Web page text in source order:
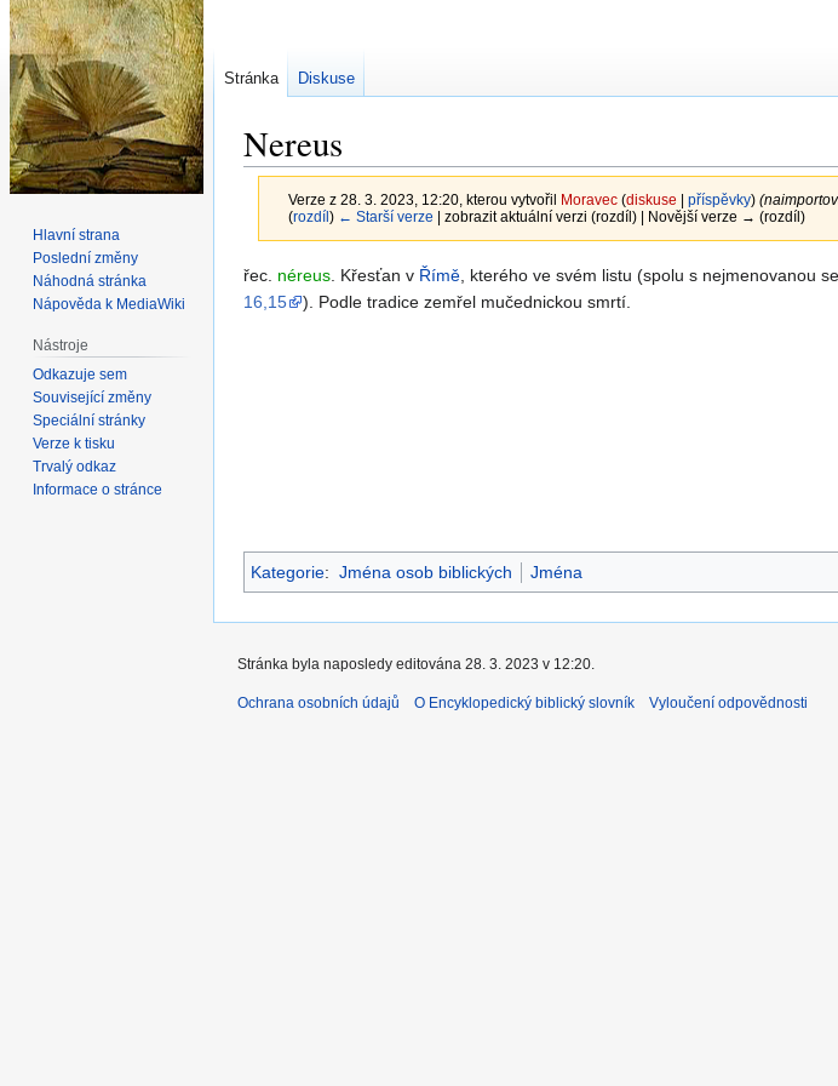
Nereus
Verze z 28. 3. 2023, 12:20, kterou vytvořil Moravec (diskuse příspěvky)
(rozdíl ) ← Starší verze | zobrazit aktuální verzi (rozdíl) | Novější verze → (rozdíl)
Skočit
na
Skočit
na
řec. néreus . Křesťan v Římě , kterého ve svém listu (spolu s nejmenovanou
16,15
). Podle tradice zemřel mučednickou smrtí.
Kategorie: Jména osob biblických Jména
Stránka Diskuse
Hlavní strana
Poslední změny
Náhodná stránka
Nápověda k MediaWiki
Nástroje
Odkazuje sem
Související změny
Speciální stránky
Verze k tisku
Trvalý odkaz
Informace o stránce
Stránka byla naposledy editována 28. 3. 2023 v 12:20.
Ochrana osobních údajů O Encyklopedický biblický slovník Vyloučení odpovědnosti